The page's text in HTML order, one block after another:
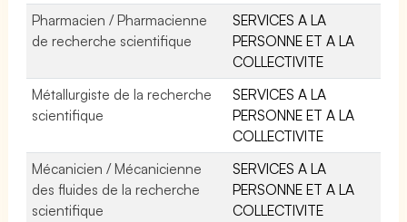
Pharmacien / Pharmacienne
de recherche scientifique
SERVICES A LA
PERSONNE ET A LA
COLLECTIVITE
Métallurgiste de la recherche
scientifique
SERVICES A LA
PERSONNE ET A LA
COLLECTIVITE
Mécanicien / Mécanicienne
des fluides de la recherche
scientifique
SERVICES A LA
PERSONNE ET A LA
COLLECTIVITE